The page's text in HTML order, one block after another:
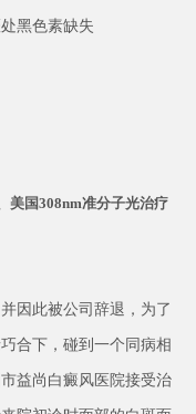
黑色素缺失
美国308nm准分子光治疗
因此被公司辞退，为了
合下，碰到一个同病相
益尚白癜风医院接受治